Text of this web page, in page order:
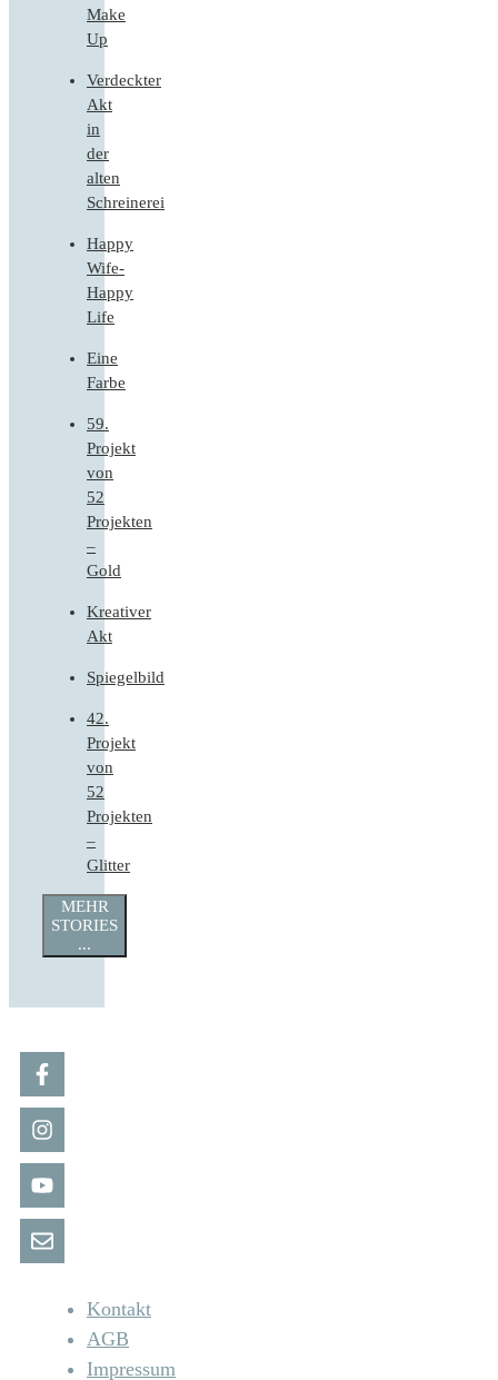
Make
Up
Verdeckter
Akt
in
der
alten
Schreinerei
Happy
Wife-
Happy
Life
Eine
Farbe
59.
Projekt
von
52
Projekten
–
Gold
Kreativer
Akt
Spiegelbild
42.
Projekt
von
52
Projekten
–
Glitter
MEHR
STORIES
...
Kontakt
AGB
Impressum